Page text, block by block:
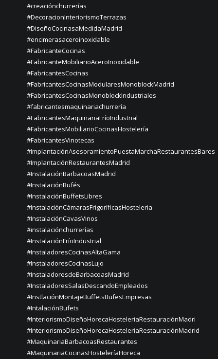
#creaciónchurrerías
#DecoracionInteriorismoTerrazas
#DiseñoCocinasaMedidaMadrid
#encimerasaceroinoxidable
#FabricanteCocinas
#FabricanteMobiliarioAceroInoxidable
#FabricantesCocinas
#FabricantesCocinasModularesMonoblockMadrid
#FabricantesCocinasMonoblockIndustriales
#fabricantesmaquinariachurrería
#FabricantesMaquinariaFríoIndustrial
#FabricantesMobiliarioCocinasHostelería
#FabricantesVinotecas
#ImplantaciónAsesoramientoPuestaMarchaRestaurantesBares
#ImplantaciónRestaurantesMadrid
#InstalaciónBarbacoasMadrid
#InstalaciónBufés
#InstalaciónBuffetsLibres
#InstalaciónCámarasFrigoríficasHosteleria
#InstalaciónCavasVinos
#instalaciónchurrerías
#InstalaciónFríoIndustrial
#InstaladoresCocinasAltaGama
#InstaladoresCocinasLujo
#InstaladoresdeBarbacoasMadrid
#InstaladoresSalasDescandoEmpleados
#InstlaciónMontajeBuffetsBufesEmpresas
#IntalaciónBufets
#InteriorismoDiseñoHorecaHosteleriaRestauraciónMadri
#InteriorismoDiseñoHorecaHosteleriaRestauraciónMadrid
#MaquinariaBarbacoasRestaurantes
#MaquinariaCocinasHosteleríaHoreca